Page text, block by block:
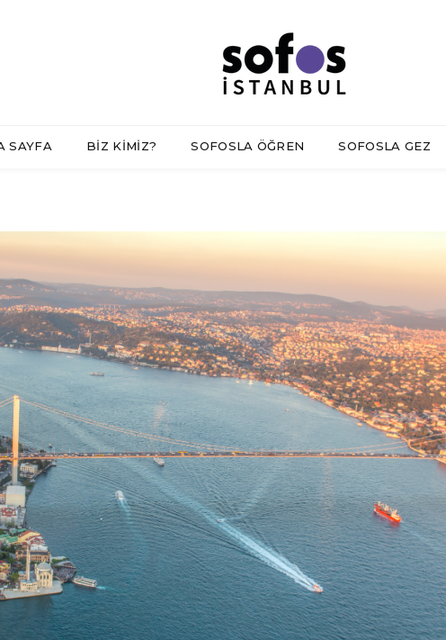
SAYFA BİZ KİMİZ? SOFOSLA ÖĞREN SOFOSLA GEZ